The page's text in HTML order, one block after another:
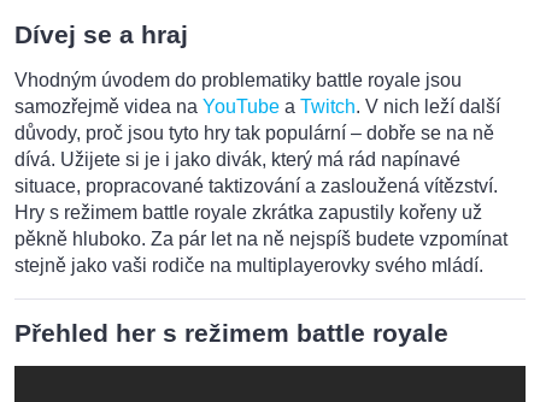
Dívej se a hraj
Vhodným úvodem do problematiky battle royale jsou
samozřejmě videa na YouTube a Twitch. V nich leží další
důvody, proč jsou tyto hry tak populární – dobře se na ně
dívá. Užijete si je i jako divák, který má rád napínavé
situace, propracované taktizování a zasloužená vítězství.
Hry s režimem battle royale zkrátka zapustily kořeny už
pěkně hluboko. Za pár let na ně nejspíš budete vzpomínat
stejně jako vaši rodiče na multiplayerovky svého mládí.
Přehled her s režimem battle royale